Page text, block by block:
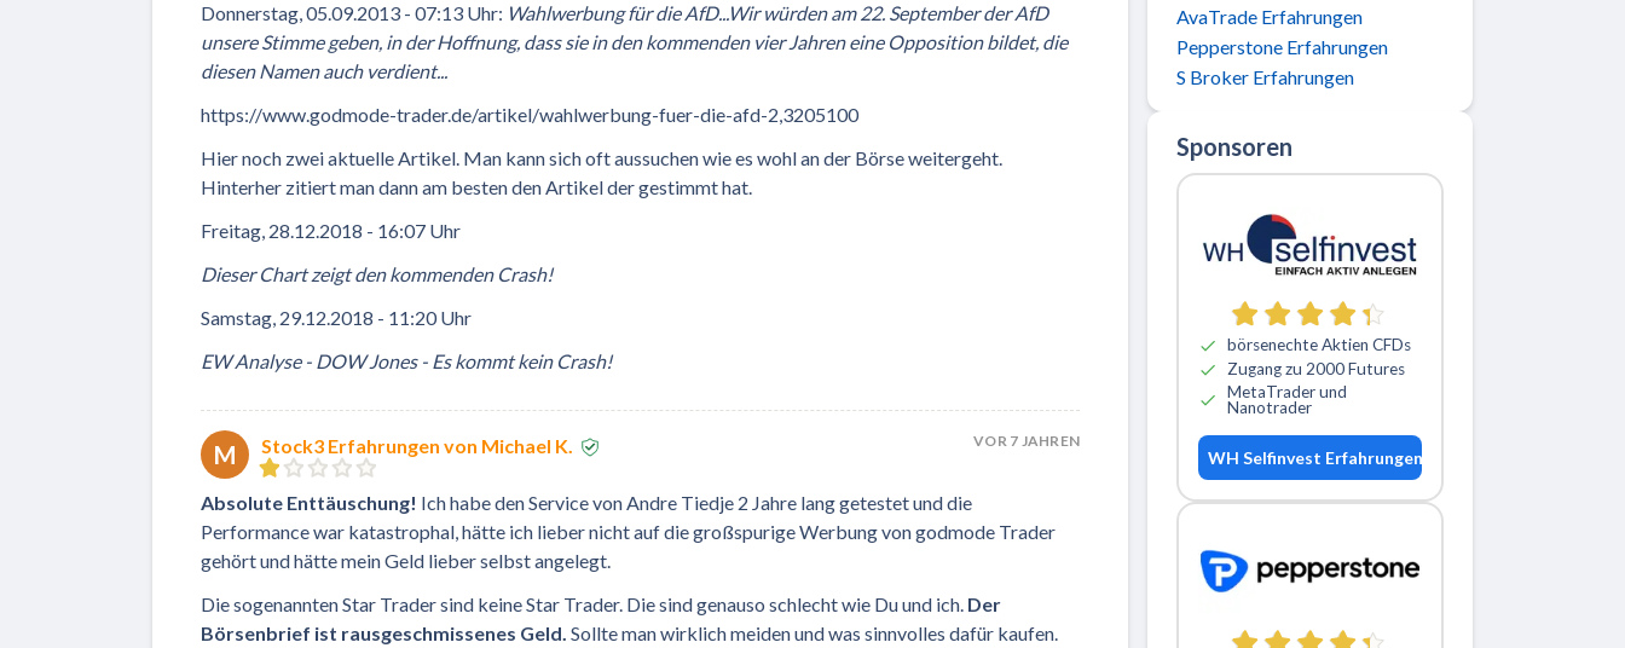
Donnerstag, 05.09.2013 - 07:13 Uhr: Wahlwerbung für die AfD...Wir würden am 22. September der AfD
unsere Stimme geben, in der Hoffnung, dass sie in den kommenden vier Jahren eine Opposition bildet, die
diesen Namen auch verdient...
https://www.godmode-trader.de/artikel/wahlwerbung-fuer-die-afd-2,3205100
Hier noch zwei aktuelle Artikel. Man kann sich oft aussuchen wie es wohl an der Börse weitergeht.
Hinterher zitiert man dann am besten den Artikel der gestimmt hat.
Freitag, 28.12.2018 - 16:07 Uhr
Dieser Chart zeigt den kommenden Crash!
Samstag, 29.12.2018 - 11:20 Uhr
EW Analyse - DOW Jones - Es kommt kein Crash!
M Stock3 Erfahrungen von Michael K. VOR 7 JAHREN
Absolute Enttäuschung! Ich habe den Service von Andre Tiedje 2 Jahre lang getestet und die
Performance war katastrophal, hätte ich lieber nicht auf die großspurige Werbung von godmode Trader
gehört und hätte mein Geld lieber selbst angelegt.
Die sogenannten Star Trader sind keine Star Trader. Die sind genauso schlecht wie Du und ich. Der
Börsenbrief ist rausgeschmissenes Geld. Sollte man wirklich meiden und was sinnvolles dafür kaufen.
AvaTrade Erfahrungen
Pepperstone Erfahrungen
S Broker Erfahrungen
Sponsoren
börsenechte Aktien CFDs
Zugang zu 2000 Futures
MetaTrader und
Nanotrader
WH Selfinvest Erfahrungen